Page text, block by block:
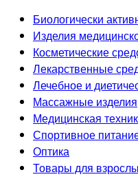
Биологически
Изделия
Косметические
Лекарственные
Лечебное и
Массажные изделия
Медицинская
Спортивное
Оптика
Товары для